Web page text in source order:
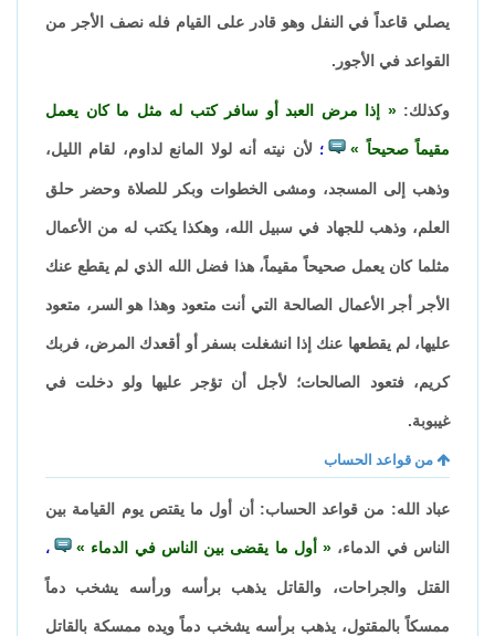
يصلي قاعداً في النفل وهو قادر على القيام فله نصف الأجر من
القواعد في الأجور.
وكذلك: إذا مرض العبد أو سافر كتب له مثل ما كان يعمل
مقيماً صحيحاً ؛ لأن نيته أنه لولا المانع لداوم، لقام الليل،
وذهب إلى المسجد، ومشى الخطوات وبكر للصلاة وحضر حلق
العلم، وذهب للجهاد في سبيل الله، وهكذا يكتب له من الأعمال
مثلما كان يعمل صحيحاً مقيماً، هذا فضل الله الذي لم يقطع عنك
الأجر أجر الأعمال الصالحة التي أنت متعود وهذا هو السر، متعود
عليها، لم يقطعها عنك إذا انشغلت بسفر أو أقعدك المرض، فربك
كريم، فتعود الصالحات؛ لأجل أن تؤجر عليها ولو دخلت في
غيبوبة.
من قواعد الحساب
عباد الله: من قواعد الحساب: أن أول ما يقتص يوم القيامة بين
الناس في الدماء، أول ما يقضى بين الناس في الدماء ،
القتل والجراحات، والقاتل يذهب برأسه ورأسه يشخب دماً
ممسكاً بالمقتول، يذهب برأسه يشخب دماً ويده ممسكة بالقاتل